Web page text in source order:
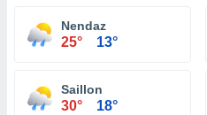
Nendaz
25° 13°
Saillon
30° 18°